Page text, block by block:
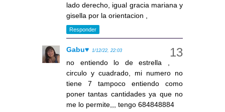
lado derecho, igual gracia mariana y
gisella por la orientacion ,
Responder
Gabu♥ 1/12/22, 22:03
no entiendo lo de estrella ,
circulo y cuadrado, mi numero no
tiene 7 tampoco entiendo como
poner tantas cantidades ya que no
me lo permite,,, tengo 684848884